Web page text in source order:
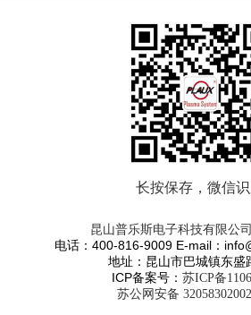
长按保存，微信识
昆山普乐斯电子科技有限公司
电话：400-816-9009 E-mail：
地址：昆山市巴城镇东盛
ICP备案号： 苏ICP备
苏公网安备